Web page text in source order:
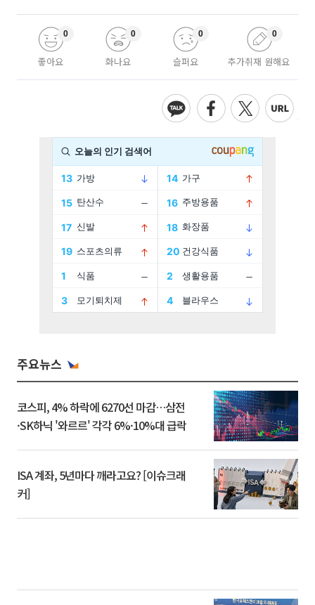
좋아요
0
화나요
0
슬퍼요
0
추가취재 원해요
0
주요뉴스
코스피, 4% 하락에 6270선 마감…삼전
·SK하닉 '와르르' 각각 6%·10%대 급락
ISA 계좌, 5년마다 깨라고요? [이슈크래
커]